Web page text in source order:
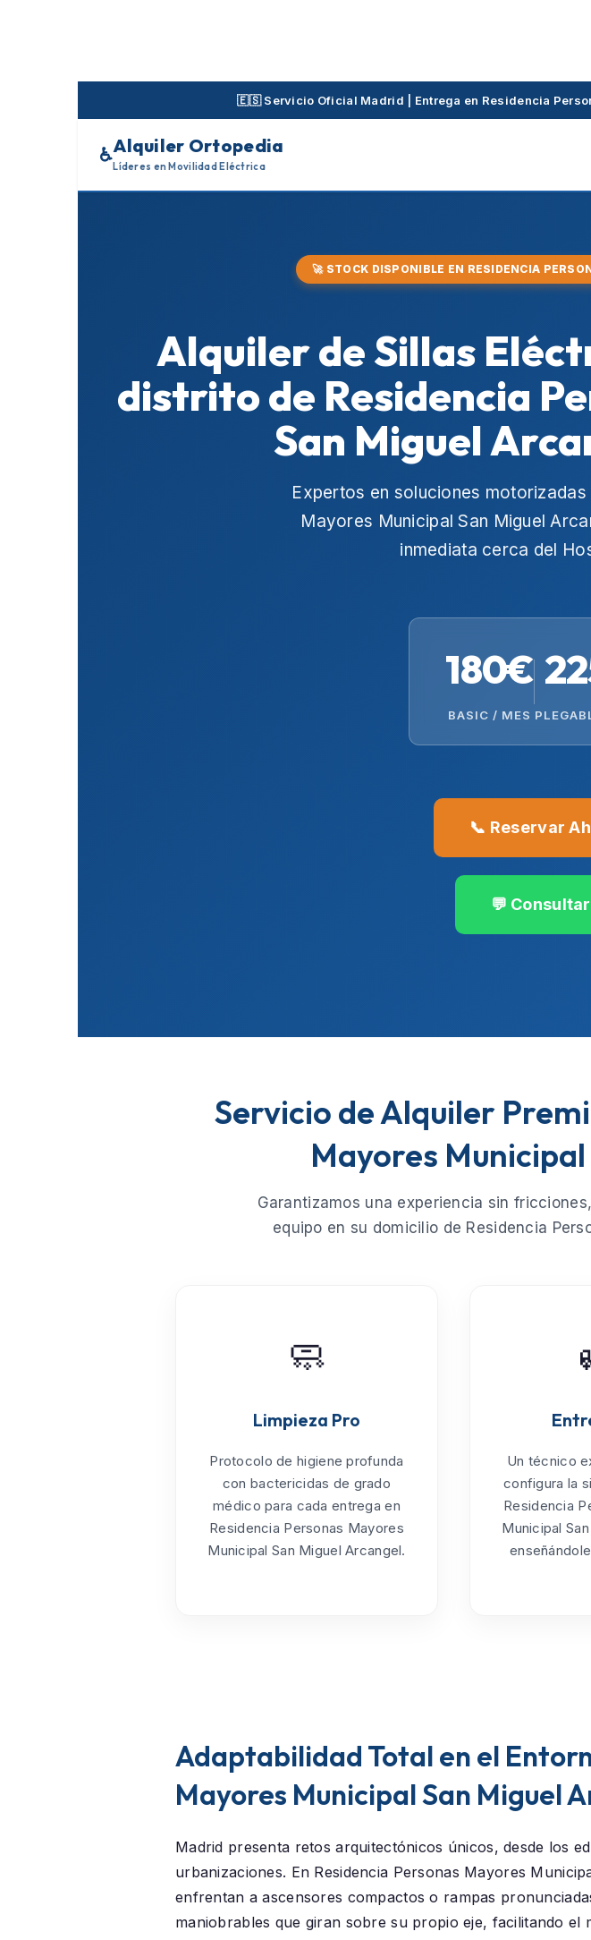
🇪🇸 Servicio Oficial Madrid | Entrega en Residencia
♿Alquiler Ortopedia
Líderes en Movilidad Eléctrica
🚀 STOCK DISPONIBLE EN RESIDENCIA
Alquiler de Sillas
distrito de Residencia
San Miguel
Expertos en soluciones
Mayores Municipal San Miguel
inmediata cerca del
180€
BASIC / MES
📞 Reservar
💬
Servicio de Alquiler
Mayores
Garantizamos una experiencia sin
equipo en su domicilio de Residencia
🧼
Limpieza Pro
Protocolo dehigiene profunda
con bactericidas de grado
médico para cada entrega en
Residencia Personas Mayores
Municipal San Miguel Arcangel.
Un técnico
configura la
Residencia
Municipal
Adaptabilidad Total en el
Mayores Municipal San Miguel
Madrid presenta retos arquitectónicos únicos, desde los
urbanizaciones. En Residencia Personas Mayores
enfrentan a ascensores compactos o rampas
maniobrables que giran sobre su propio eje, facilitando